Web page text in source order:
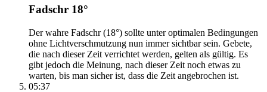
Fadschr 18°
Der wahre Fadschr (18°) sollte unter optimalen Bedingungen
ohne Lichtverschmutzung nun immer sichtbar sein. Gebete,
die nach dieser Zeit verrichtet werden, gelten als gültig. Es
gibt jedoch die Meinung, nach dieser Zeit noch etwas zu
warten, bis man sicher ist, dass die Zeit angebrochen ist.
05:37